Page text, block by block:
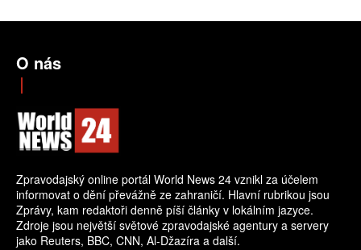
O nás
Zpravodajský online portál World News 24 vznikl za účelem
informovat o dění převážně ze zahraničí. Hlavní rubrikou jsou
Zprávy, kam redaktoři denně píší články v lokálním jazyce.
Zdroje jsou největší světové zpravodajské agentury a servery
jako Reuters, BBC, CNN, Al-Džazíra a další.